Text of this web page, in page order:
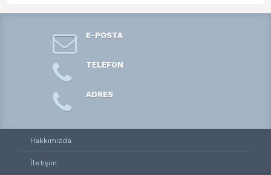
E-POSTA
TELEFON
ADRES
Hakkımızda
İletişim